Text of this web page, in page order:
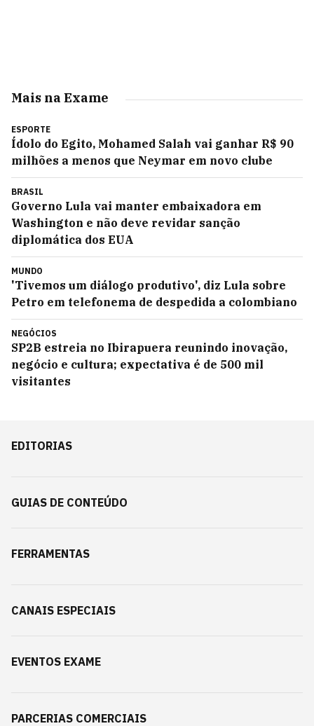
Mais na Exame
ESPORTE
Ídolo do Egito, Mohamed Salah vai ganhar R$ 90
milhões a menos que Neymar em novo clube
BRASIL
Governo Lula vai manter embaixadora em
Washington e não deve revidar sanção
diplomática dos EUA
MUNDO
'Tivemos um diálogo produtivo', diz Lula sobre
Petro em telefonema de despedida a colombiano
NEGÓCIOS
SP2B estreia no Ibirapuera reunindo inovação,
negócio e cultura; expectativa é de 500 mil
visitantes
EDITORIAS
GUIAS DE CONTEÚDO
FERRAMENTAS
CANAIS ESPECIAIS
EVENTOS EXAME
PARCERIAS COMERCIAIS